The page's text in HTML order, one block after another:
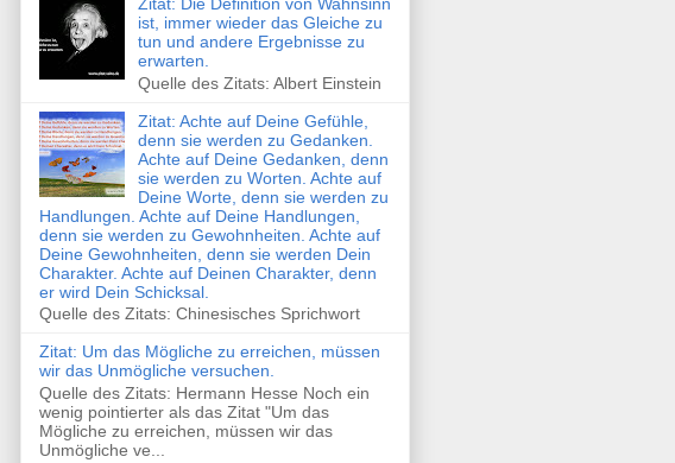
ist, immer wieder das Gleiche zu
tun und andere Ergebnisse zu
erwarten.
Quelle des Zitats: Albert Einstein
Zitat: Achte auf Deine Gefühle,
denn sie werden zu Gedanken.
Achte auf Deine Gedanken, denn
sie werden zu Worten. Achte auf
Deine Worte, denn sie werden zu
Handlungen. Achte auf Deine Handlungen,
denn sie werden zu Gewohnheiten. Achte auf
Deine Gewohnheiten, denn sie werden Dein
Charakter. Achte auf Deinen Charakter, denn
er wird Dein Schicksal.
Quelle des Zitats: Chinesisches Sprichwort
Zitat: Um das Mögliche zu erreichen, müssen
wir das Unmögliche versuchen.
Quelle des Zitats: Hermann Hesse Noch ein
wenig pointierter als das Zitat "Um das
Mögliche zu erreichen, müssen wir das
Unmögliche ve...